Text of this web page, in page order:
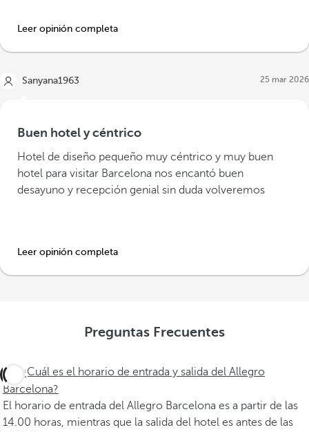
Leer opinión completa
Sanyana1963 25 mar 2026
Buen hotel y céntrico
Hotel de diseño pequeño muy céntrico y muy buen
hotel para visitar Barcelona nos encantó buen
desayuno y recepción genial sin duda volveremos
Leer opinión completa
Preguntas Frecuentes
¿Cuál es el horario de entrada y salida del Allegro
Barcelona?
El horario de entrada del Allegro Barcelona es a partir de las
14.00 horas, mientras que la salida del hotel es antes de las